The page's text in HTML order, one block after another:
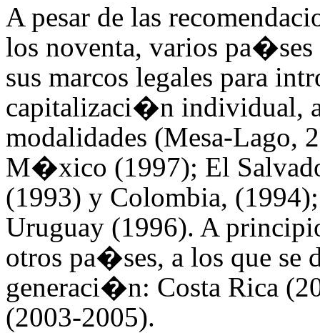
A pesar de las
los noventa, varios
sus marcos legales para
capitalizaci�n individual,
modalidades (Mesa-Lago,
M�xico (1997); El
(1993) y Colombia,
Uruguay (1996). A
otros pa�ses, a los que se
generaci�n: Costa Rica
(2003-2005).